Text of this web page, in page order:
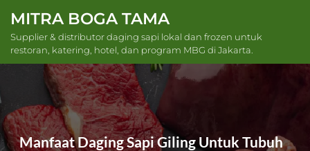
content
MITRA BOGA TAMA
Supplier & distributor daging sapi lokal dan frozen untuk
restoran, katering, hotel, dan program MBG di Jakarta.
Manfaat Daging Sapi Giling Untuk Tubuh